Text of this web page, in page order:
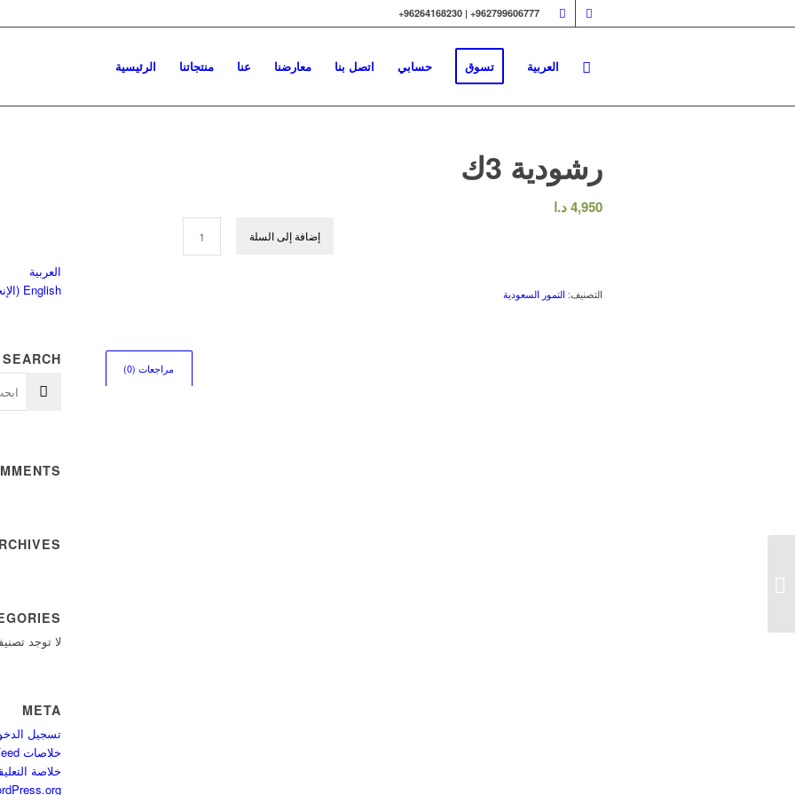
962799606777+ | 96264168230+
الرئيسية منتجاتنا عنا معارضنا اتصل بنا حسابي تسوق العربية
العربية
English
(
SEARCH
لا توجد
META
تسجيل
خلاصات Feed الإدخالات
خلاصة
رشودية 3ك
4,950د.ا
إضافة إلى السلة
التصنيف: التمور السعودية
مراجعات (0)
نبتة علي 3ك